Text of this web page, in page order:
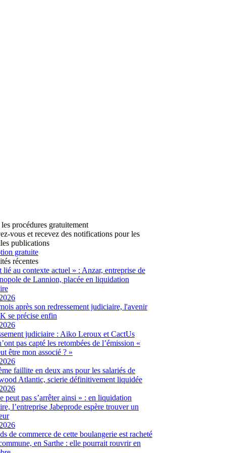
procédures gratuitement
vous et recevez des notifications pour les
publications
gratuite
récentes
lié au contexte actuel » : Anzar, entreprise de
de Lannion, placée en liquidation
après son redressement judiciaire, l'avenir
se précise enfin
judiciaire : Aiko Leroux et CactUs
pas capté les retombées de l’émission «
être mon associé ? »
faillite en deux ans pour les salariés de
Atlantic, scierie définitivement liquidée
peut pas s’arrêter ainsi » : en liquidation
l’entreprise Jabeprode espère trouver un
de commerce de cette boulangerie est racheté
en Sarthe : elle pourrait rouvrir en